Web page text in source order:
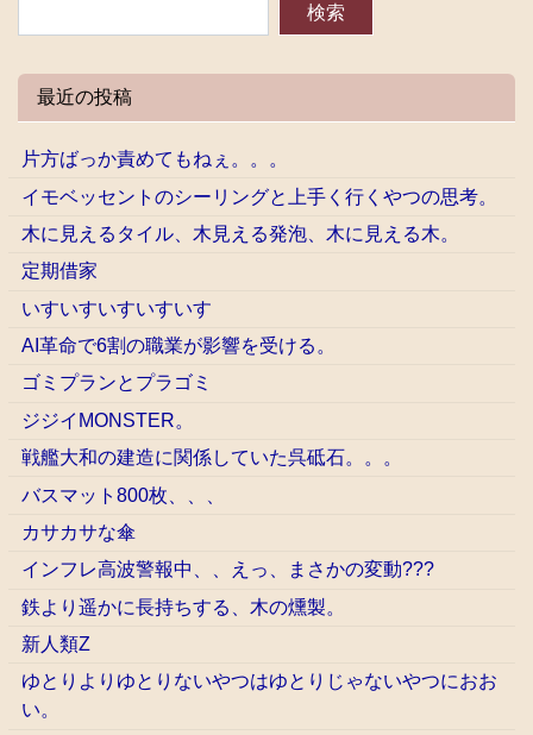
最近の投稿
片方ばっか責めてもねぇ。。。
イモベッセントのシーリングと上手く行くやつの思考。
木に見えるタイル、木見える発泡、木に見える木。
定期借家
いすいすいすいすいす
AI革命で6割の職業が影響を受ける。
ゴミプランとプラゴミ
ジジイMONSTER。
戦艦大和の建造に関係していた呉砥石。。。
バスマット800枚、、、
カサカサな傘
インフレ高波警報中、、えっ、まさかの変動???
鉄より遥かに長持ちする、木の燻製。
新人類Z
ゆとりよりゆとりないやつはゆとりじゃないやつにおお
い。